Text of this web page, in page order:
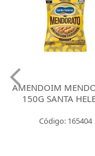
AMENDOIM
150G SANTA
Código: 165404